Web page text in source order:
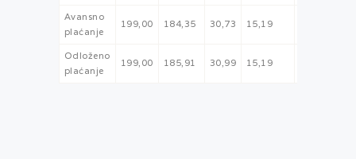
Avansno
plaćanje
199,00 184,35 30,73 15,19
Odloženo
plaćanje
199,00 185,91 30,99 15,19